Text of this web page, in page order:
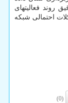
روند فعالیتهای
احتمالی شبکه
(0)